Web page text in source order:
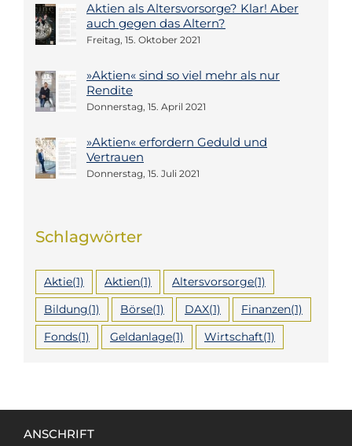
Aktien als Altersvorsorge? Klar! Aber
auch gegen das Altern?
Freitag, 15. Oktober 2021
»Aktien« sind so viel mehr als nur
Rendite
Donnerstag, 15. April 2021
»Aktien« erfordern Geduld und
Vertrauen
Donnerstag, 15. Juli 2021
Schlagwörter
Aktie(1) Aktien(1) Altersvorsorge(1)
Bildung(1) Börse(1) DAX(1) Finanzen(1)
Fonds(1) Geldanlage(1) Wirtschaft(1)
ANSCHRIFT